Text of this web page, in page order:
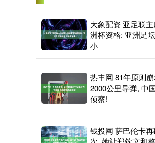
大象配资 亚足联
洲杯资格: 亚洲足
小
热丰网 81年原则
2000公里导弹, 中
侦察!
钱投网 萨巴伦卡